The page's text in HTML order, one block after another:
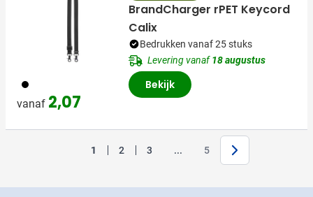
001
vanaf 2,07
BrandCharger rPET Keycord
Calix
Bedrukken vanaf 25 stuks
Levering vanaf18 augustus
Bekijk
U lees momenteel pagina
1 Pagina
2 Pagina
3 Jump forward
... Pagina
5 Volgende